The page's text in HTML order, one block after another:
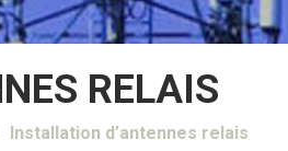
RELAIS
Installation d’antennes relais